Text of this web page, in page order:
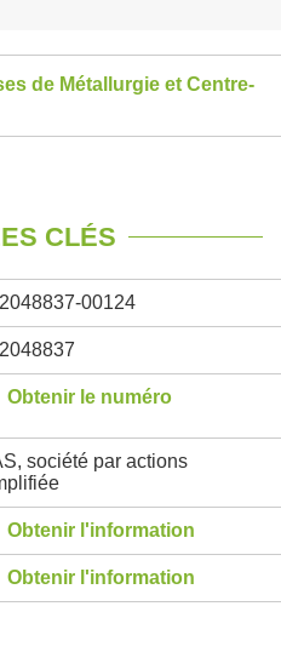
de Métallurgie et Centre-
CLÉS
00124
Obtenir le numéro
société par actions
Obtenir l'information
Obtenir l'information